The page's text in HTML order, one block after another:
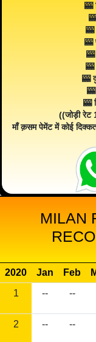
🎰
🎰
🎰
🎰
🎰
((जोड़ी
माँ क़सम पेमेंट में कोई
MILAN
2020 Jan Feb
1
-- --
2 -- --